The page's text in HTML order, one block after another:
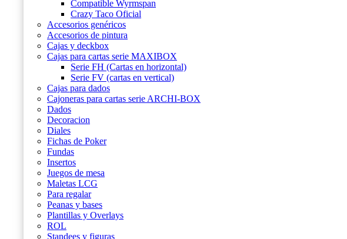
Compatible Wyrmspan
Crazy Taco Oficial
Accesorios genéricos
Accesorios de pintura
Cajas y deckbox
Cajas para cartas serie MAXIBOX
Serie FH (Cartas en horizontal)
Serie FV (cartas en vertical)
Cajas para dados
Cajoneras para cartas serie ARCHI-BOX
Dados
Decoracion
Diales
Fichas de Poker
Fundas
Insertos
Juegos de mesa
Maletas LCG
Para regalar
Peanas y bases
Plantillas y Overlays
ROL
Standees y figuras